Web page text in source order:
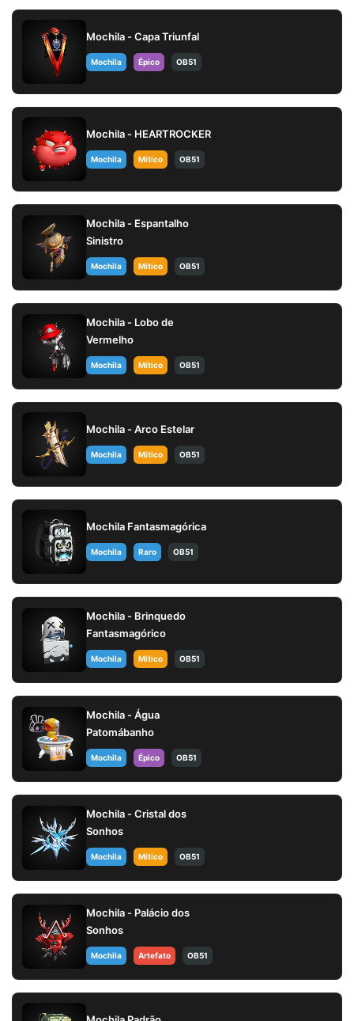
Mochila - Capa Triunfal
Mochila Épico OB51
Mochila - HEARTROCKER
Mochila Mítico OB51
Mochila - Espantalho
Sinistro
Mochila Mítico OB51
Mochila - Lobo de
Vermelho
Mochila Mítico OB51
Mochila - Arco Estelar
Mochila Mítico OB51
Mochila Fantasmagórica
Mochila Raro OB51
Mochila - Brinquedo
Fantasmagórico
Mochila Mítico OB51
Mochila - Água
Patomábanho
Mochila Épico OB51
Mochila - Cristal dos
Sonhos
Mochila Mítico OB51
Mochila - Palácio dos
Sonhos
Mochila Artefato OB51